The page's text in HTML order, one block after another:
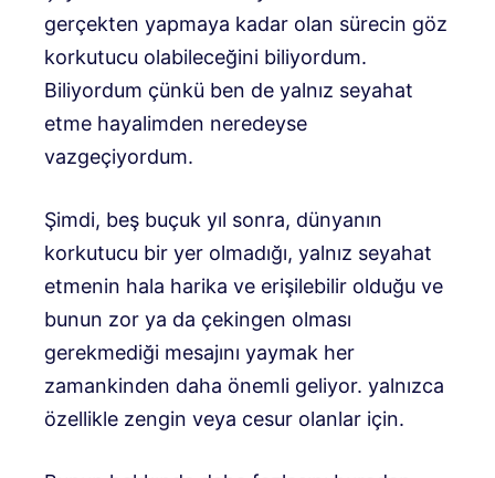
gerçekten yapmaya kadar olan sürecin göz
korkutucu olabileceğini biliyordum.
Biliyordum çünkü ben de yalnız seyahat
etme hayalimden neredeyse
vazgeçiyordum.
Şimdi, beş buçuk yıl sonra, dünyanın
korkutucu bir yer olmadığı, yalnız seyahat
etmenin hala harika ve erişilebilir olduğu ve
bunun zor ya da çekingen olması
gerekmediği mesajını yaymak her
zamankinden daha önemli geliyor. yalnızca
özellikle zengin veya cesur olanlar için.